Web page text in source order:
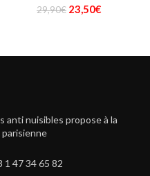
29,90€ Le
23,50€
anti nuisibles propose à la
1 47 34 65 82